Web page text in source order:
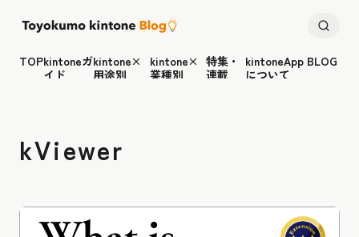
TOPkintoneガ
イド
kintone×
用途別
kintone×
業種別
特集・
連載
kintoneApp BLOG
について
kViewer